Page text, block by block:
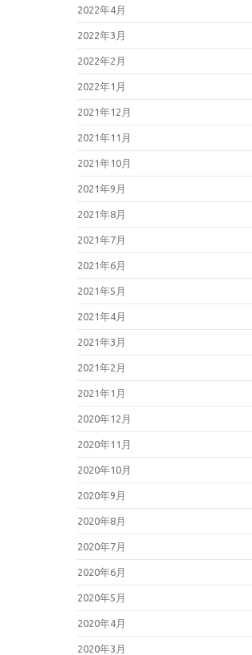
2022年4月
2022年3月
2022年2月
2022年1月
2021年12月
2021年11月
2021年10月
2021年9月
2021年8月
2021年7月
2021年6月
2021年5月
2021年4月
2021年3月
2021年2月
2021年1月
2020年12月
2020年11月
2020年10月
2020年9月
2020年8月
2020年7月
2020年6月
2020年5月
2020年4月
2020年3月